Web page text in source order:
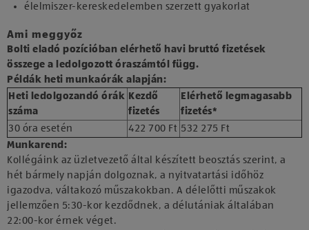
élelmiszer-kereskedelemben szerzett gyakorlat
Ami meggyőz
Bolti eladó pozícióban elérhető havi bruttó fizetések
összege a ledolgozott óraszámtól függ.
Példák heti munkaórák alapján:
Heti ledolgozandó órák
száma
Kezdő
fizetés
Elérhető legmagasabb
fizetés*
30 óra esetén
422 700 Ft 532 275 Ft
Munkarend:
Kollégáink az üzletvezető által készített beosztás szerint, a
hét bármely napján dolgoznak, a nyitvatartási időhöz
igazodva, váltakozó műszakokban. A délelőtti műszakok
jellemzően 5:30-kor kezdődnek, a délutániak általában
22:00-kor érnek véget.